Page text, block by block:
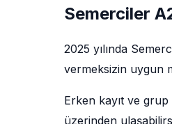
Semerciler
2025 yılında
vermeksizin uygun
Erken kayıt ve
üzerinden